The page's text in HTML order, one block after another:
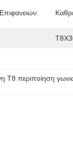
T8 περιποίηση